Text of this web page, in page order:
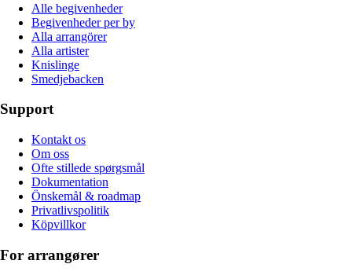
Alle begivenheder
Begivenheder per by
Alla arrangörer
Alla artister
Knislinge
Smedjebacken
Support
Kontakt os
Om oss
Ofte stillede spørgsmål
Dokumentation
Önskemål & roadmap
Privatlivspolitik
Köpvillkor
For arrangører